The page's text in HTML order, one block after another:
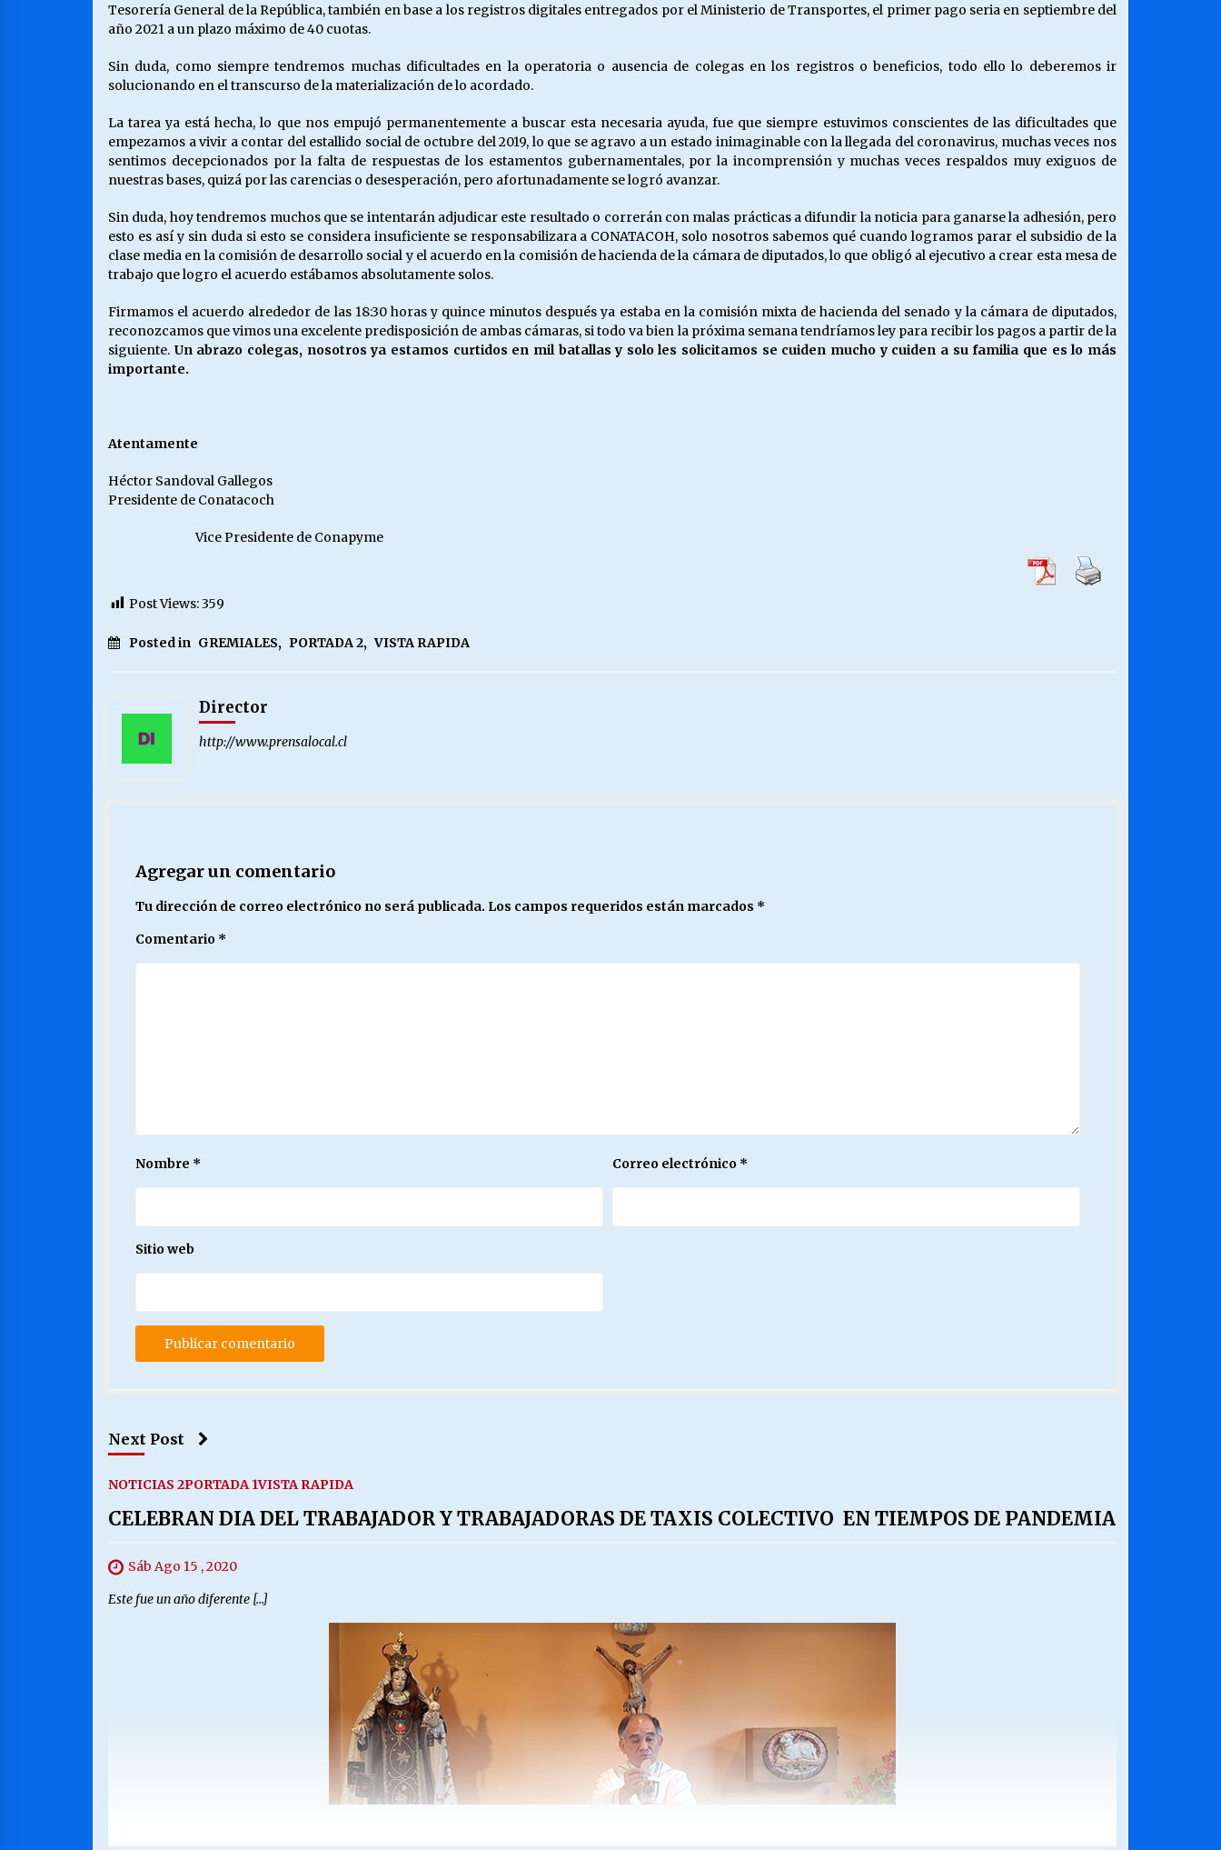
Tesorería General de la República, también en base a los registros digitales entregados por el Ministerio de Transportes, el primer pago seria en septiembre del
año 2021 a un plazo máximo de 40 cuotas.
Sin duda, como siempre tendremos muchas dificultades en la operatoria o ausencia de colegas en los registros o beneficios, todo ello lo deberemos ir
solucionando en el transcurso de la materialización de lo acordado.
La tarea ya está hecha, lo que nos empujó permanentemente a buscar esta necesaria ayuda, fue que siempre estuvimos conscientes de las dificultades que
empezamos a vivir a contar del estallido social de octubre del 2019, lo que se agravo a un estado inimaginable con la llegada del coronavirus, muchas veces nos
sentimos decepcionados por la falta de respuestas de los estamentos gubernamentales, por la incomprensión y muchas veces respaldos muy exiguos de
nuestras bases, quizá por las carencias o desesperación, pero afortunadamente se logró avanzar.
Sin duda, hoy tendremos muchos que se intentarán adjudicar este resultado o correrán con malas prácticas a difundir la noticia para ganarse la adhesión, pero
esto es así y sin duda si esto se considera insuficiente se responsabilizara a CONATACOH, solo nosotros sabemos qué cuando logramos parar el subsidio de la
clase media en la comisión de desarrollo social y el acuerdo en la comisión de hacienda de la cámara de diputados, lo que obligó al ejecutivo a crear esta mesa de
trabajo que logro el acuerdo estábamos absolutamente solos.
Firmamos el acuerdo alrededor de las 18:30 horas y quince minutos después ya estaba en la comisión mixta de hacienda del senado y la cámara de diputados,
reconozcamos que vimos una excelente predisposición de ambas cámaras, si todo va bien la próxima semana tendríamos ley para recibir los pagos a partir de la
siguiente. Un abrazo colegas, nosotros ya estamos curtidos en mil batallas y solo les solicitamos se cuiden mucho y cuiden a su familia que es lo más
importante.
Atentamente
Héctor Sandoval Gallegos
Presidente de Conatacoch
Vice Presidente de Conapyme
Post Views:359
Posted in GREMIALES, PORTADA 2, VISTA RAPIDA
Director
http://www.prensalocal.cl
Agregar un comentario
Tu dirección de correo electrónico no será publicada. Los campos requeridos están marcados *
Comentario *
Nombre * Correo electrónico *
Sitio web
Next Post
NOTICIAS 2PORTADA 1VISTA RAPIDA
CELEBRAN DIA DEL TRABAJADOR Y TRABAJADORAS DE TAXIS COLECTIVO EN TIEMPOS DE PANDEMIA
Sáb Ago 15 , 2020
Este fue un año diferente […]